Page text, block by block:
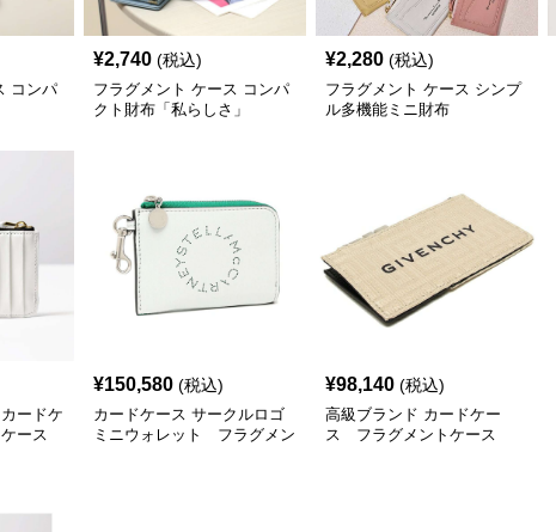
コンパ
¥2,740 (税込)
フラグメント ケース コンパ
クト財布「私らしさ」
¥2,280 (税込)
フラグメント ケース シンプ
ル多機能ミニ財布
ードケ
ース
¥150,580 (税込)
カードケース サークルロゴ
ミニウォレット フラグメン
¥98,140 (税込)
高級ブランド カードケー
ス フラグメントケース